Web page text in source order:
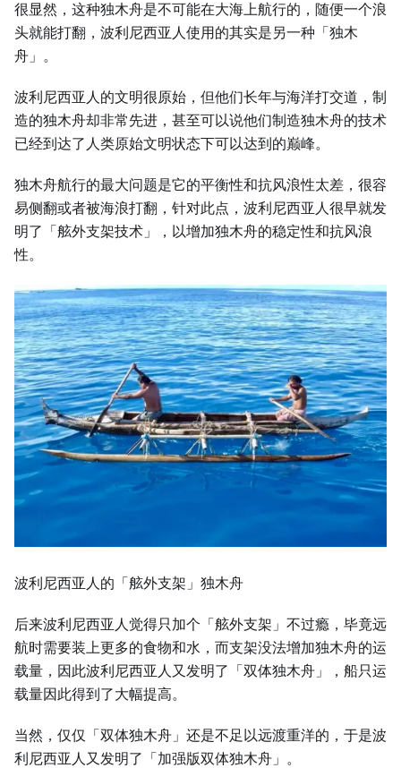
很显然，这种独木舟是不可能在大海上航行的，随便一个浪
头就能打翻，波利尼西亚人使用的其实是另一种「独木
舟」。
波利尼西亚人的文明很原始，但他们长年与海洋打交道，制
造的独木舟却非常先进，甚至可以说他们制造独木舟的技术
已经到达了人类原始文明状态下可以达到的巅峰。
独木舟航行的最大问题是它的平衡性和抗风浪性太差，很容
易侧翻或者被海浪打翻，针对此点，波利尼西亚人很早就发
明了「舷外支架技术」，以增加独木舟的稳定性和抗风浪
性。
波利尼西亚人的「舷外支架」独木舟
后来波利尼西亚人觉得只加个「舷外支架」不过瘾，毕竟远
航时需要装上更多的食物和水，而支架没法增加独木舟的运
载量，因此波利尼西亚人又发明了「双体独木舟」，船只运
载量因此得到了大幅提高。
当然，仅仅「双体独木舟」还是不足以远渡重洋的，于是波
利尼西亚人又发明了「加强版双体独木舟」。